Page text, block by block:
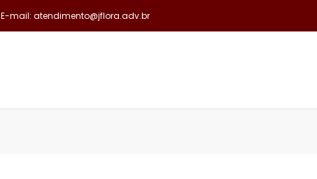
E-mail: atendimento@jflora.adv.br